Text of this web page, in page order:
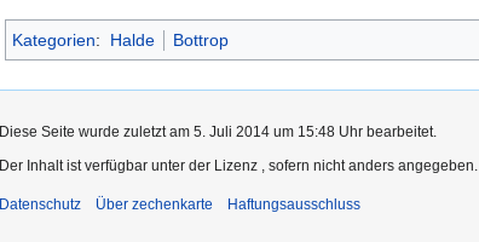
Kategorien: Halde Bottrop
Diese Seite wurde zuletzt am 5. Juli 2014 um 15:48 Uhr bearbeitet.
Der Inhalt ist verfügbar unter der Lizenz , sofern nicht anders angegeben.
Datenschutz Über zechenkarte Haftungsausschluss